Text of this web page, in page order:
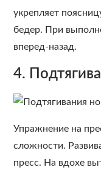
укрепляет
бедер. При
вперед-назад.
4.
Упражнение на
сложности.
пресс. На вдохе